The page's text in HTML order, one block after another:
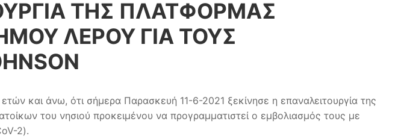
ΤΗΣ ΠΛΑΤΦΟΡΜΑΣ
ΛΕΡΟΥ ΓΙΑ ΤΟΥΣ
και άνω, ότι σήμερα Παρασκευή 11-6-2021 ξεκίνησε η επαναλειτουργία της
του νησιού προκειμένου να προγραμματιστεί ο εμβολιασμός τους με
2).